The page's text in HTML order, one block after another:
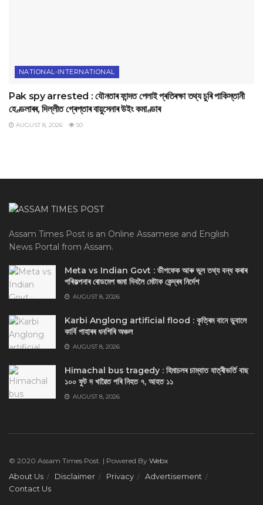
NATIONAL-INTERNATIONAL
Pak spy arrested : যৌনতাৰ ফান্দত পেলাই প্ৰতিৰক্ষা তথ্য চুৰি পাকিস্তানী
হেণ্ডলাৰৰ, দিল্লীত গ্ৰেপ্তাৰ বায়ুসেনাৰ উইং কমাণ্ডাৰ
AUGUST 8, 2026 50
Assam Times Post is an Online Assamese and English
News Portal from Assam.
Meta vs Indian Govt : ডীপফেক আৰু ভুল তথ্য বন্ধ কৰাৰ
পৰিকল্পনাৰ ৰোডমেপ জমা দিবলৈ মেটাক কেন্দ্ৰৰ নিৰ্দেশ
AUGUST 8, 2026
Karbi Anglong artificial flood : কৃত্ৰিম বানে ডুবালে
কাৰ্বি পাহাৰৰ ধনশিৰি অঞ্চল
AUGUST 8, 2026
Himachal bus tragedy : হিমাচলৰ চাম্বাত যাত্ৰীভৰ্তি বাছ
১০০ ফুট দ খাৱৈত পৰি নিহত ৭, আহত ১১
AUGUST 8, 2026
© 2020 Assam Times Post. | Powered By Webx
About Us Disclaimer Privacy
Advertisement
Contact Us